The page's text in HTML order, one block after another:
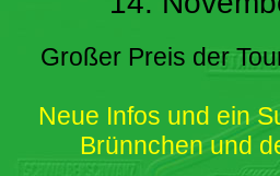
Großer Preis der
Neue Infos und ein
Brünnchen und